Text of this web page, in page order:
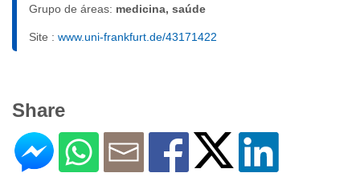
Grupo de áreas: medicina, saúde
Site : www.uni-frankfurt.de/43171422
Share